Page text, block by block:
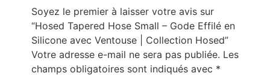
Soyez le premier à laisser votre avis sur
“Hosed Tapered Hose Small – Gode Effilé en
Silicone avec Ventouse | Collection Hosed”
Votre adresse e-mail ne sera pas publiée. Les
champs obligatoires sont indiqués avec *